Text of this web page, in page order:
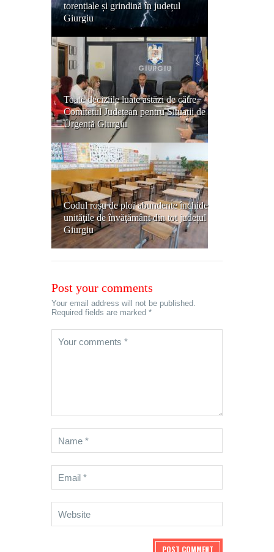
torențiale și grindină în județul
Giurgiu
Toate deciziile luate astăzi de către
Comitetul Județean pentru Situații de
Urgență Giurgiu
Codul roșu de ploi abundente închide
unităţile de învăţământ din tot județul
Giurgiu
Post your comments
Your email address will not be published.
Required fields are marked *